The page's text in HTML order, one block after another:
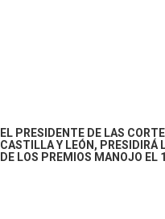
EL PRESIDENTE DE LAS
CASTILLA Y LEÓN, PRESIDIRÁ
DE LOS PREMIOS MANOJO EL